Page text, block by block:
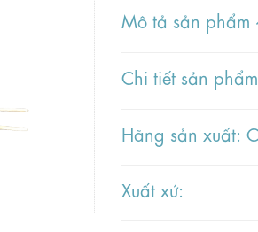
Mô tả sản phẩm
Chi tiết sản phẩm
Hãng sản xuất:
Xuất xứ: